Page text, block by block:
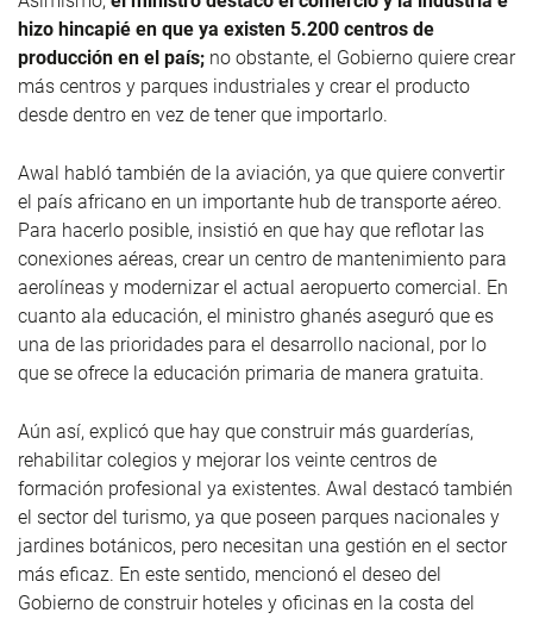
hizo hincapié en que ya existen 5.200 centros de
producción en el país; no obstante, el Gobierno quiere crear
más centros y parques industriales y crear el producto
desde dentro en vez de tener que importarlo.
Awal habló también de la aviación, ya que quiere convertir
el país africano en un importante hub de transporte aéreo.
Para hacerlo posible, insistió en que hay que reflotar las
conexiones aéreas, crear un centro de mantenimiento para
aerolíneas y modernizar el actual aeropuerto comercial. En
cuanto ala educación, el ministro ghanés aseguró que es
una de las prioridades para el desarrollo nacional, por lo
que se ofrece la educación primaria de manera gratuita.
Aún así, explicó que hay que construir más guarderías,
rehabilitar colegios y mejorar los veinte centros de
formación profesional ya existentes. Awal destacó también
el sector del turismo, ya que poseen parques nacionales y
jardines botánicos, pero necesitan una gestión en el sector
más eficaz. En este sentido, mencionó el deseo del
Gobierno de construir hoteles y oficinas en la costa del